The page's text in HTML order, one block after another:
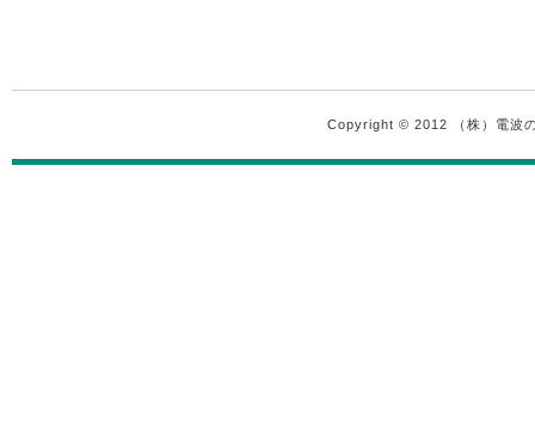
Copyright © 2012 （株）電波